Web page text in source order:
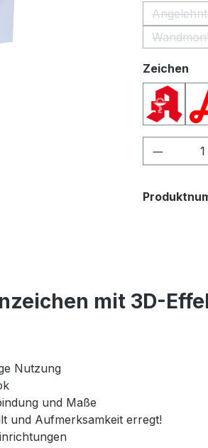
Zeichen
mit 3D-
Nutzung
und Maße
und Aufmerksamkeit erregt!